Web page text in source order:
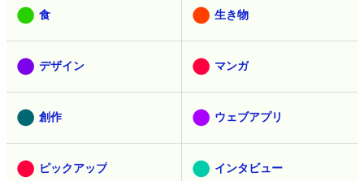
食 生き物
デザイン マンガ
創作 ウェブアプリ
ピックアップ インタビュー